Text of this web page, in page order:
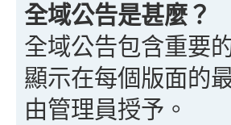
全域公告是甚麼？
全域公告包含重要
顯示在每個版面的
由管理員授予。